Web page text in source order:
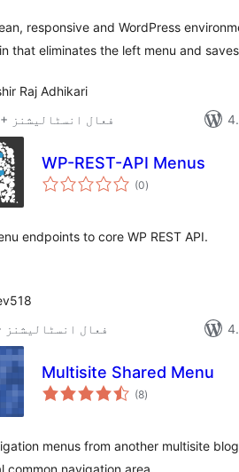
responsive and WordPress
that eliminates the left menu and
Raj Adhikari
100+ فعال انسٹالیشنز
WP-REST-API Menus
(0مجموعی
درجہ
)
endpoints to core WP REST API.
80+ فعال انسٹالیشنز
Multisite Shared Menu
(8مجموعی
درجہ
)
menus from another multisite
common navigation area.